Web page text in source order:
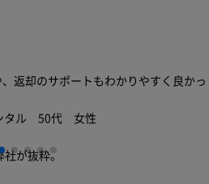
、返却のサポートもわかりやすく良かっ
ンタル 50代 女性
が抜粋。